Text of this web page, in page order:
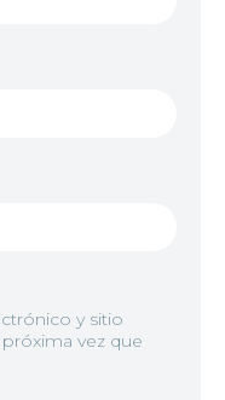
y sitio
vez que